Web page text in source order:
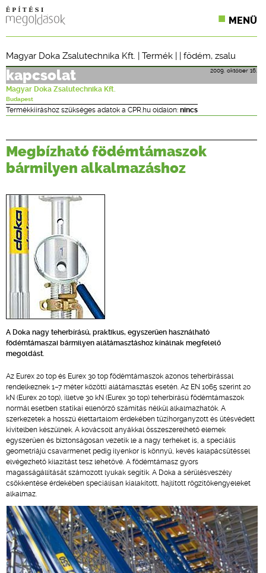
MENÜ
ONLINE KÉPZÉSEK
Magyar Doka Zsalutechnika Kft. | Termék | | födém, zsalu
2009. október 16.
kapcsolat
Magyar Doka Zsalutechnika Kft.
Budapest
Termékkiíráshoz szükséges adatok a CPR.hu oldalon: nincs
Megbízható födémtámaszok
bármilyen alkalmazáshoz
A Doka nagy teherbírású, praktikus, egyszerűen használható
födémtámaszai bármilyen alátámasztáshoz kínálnak megfelelő
megoldást.
Az Eurex 20 top és Eurex 30 top födémtámaszok azonos teherbírással
rendelkeznek 1–7 méter közötti alátámasztás esetén. Az EN 1065 szerint 20
kN (Eurex 20 top), illetve 30 kN (Eurex 30 top) teherbírású födémtámaszok
normál esetben statikai ellenőrző számítás nélkül alkalmazhatók. A
szerkezetek a hosszú élettartalom érdekében tűzihorganyzott és ütésvédett
kivitelben készülnek. A kovácsolt anyákkal összeszerelhető elemek
egyszerűen és biztonságosan vezetik le a nagy terheket is, a speciális
geometriájú csavarmenet pedig ilyenkor is könnyű, kevés kalapácsütéssel
elvégezhető kilazítást tesz lehetővé. A födémtámasz gyors
magasságállítását számozott lyukak segítik. A Doka a sérülésveszély
csökkentése érdekében speciálisan kialakított, hajlított rögzítőkengyeleket
alkalmaz.